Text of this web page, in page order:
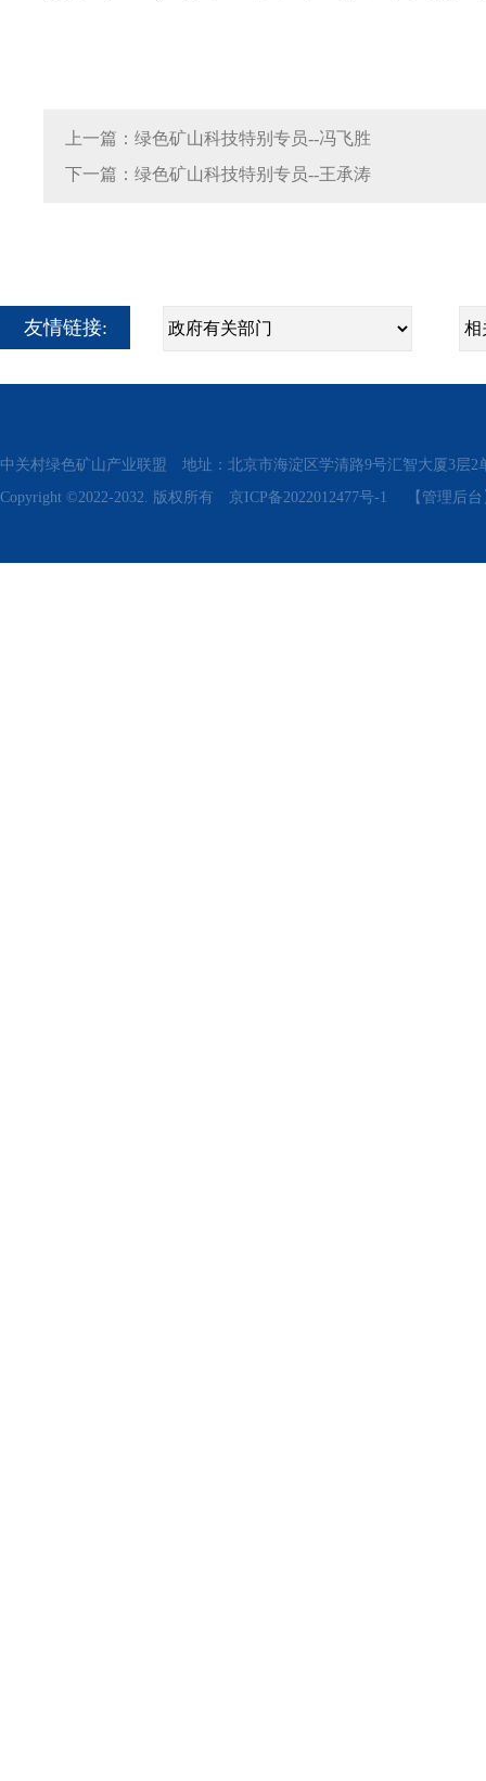
上一篇：绿色矿山科技特别专员--冯飞胜
下一篇：绿色矿山科技特别专员--王承涛
友情链接:
中关村绿色矿山产业联盟 地址：北京市海淀区学清路9号汇智大厦3层
Copyright ©2022-2032. 版权所有 京ICP备2022012477号-1 【管理后